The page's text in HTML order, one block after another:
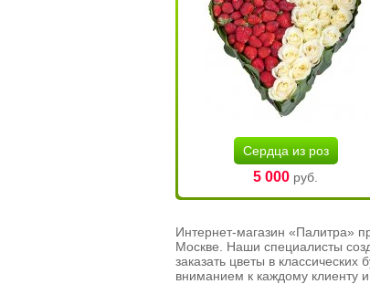
Сердца из роз
5 000 руб.
Интернет-магазин «Палитра»
Москве. Наши специалисты
заказать цветы в
вниманием к каждому клиенту